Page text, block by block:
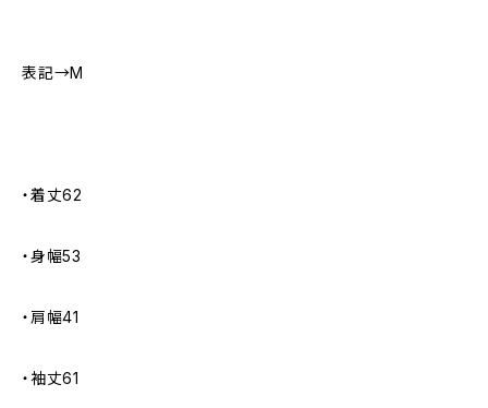
表記→M
・着丈62
・身幅53
・肩幅41
・袖丈61